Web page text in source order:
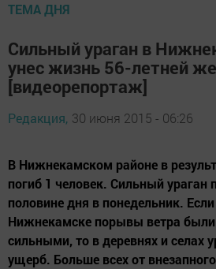
ТЕМА ДНЯ
Сильный ураган в
унес жизнь 56-летней
[видеорепортаж]
Редакция, 30 июня 2015 - 06:26
В Нижнекамском районе в
погиб 1 человек. Сильный ураган
половине дня в понедельник.
Нижнекамске порывы ветра были
сильными, то в деревнях и селах
ущерб. Больше всех от